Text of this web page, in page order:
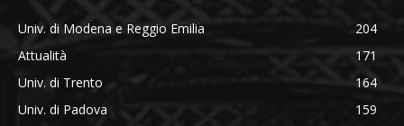
Univ. di Modena e Reggio Emilia
204
Attualità
171
Univ. di Trento
164
Univ. di Padova
159